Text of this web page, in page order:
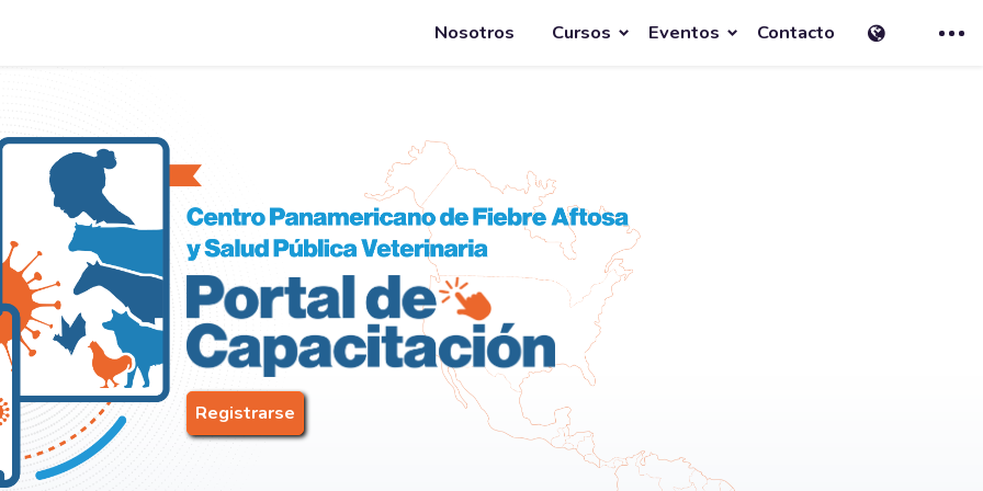
Nosotros Cursos Eventos Contacto
Registrarse